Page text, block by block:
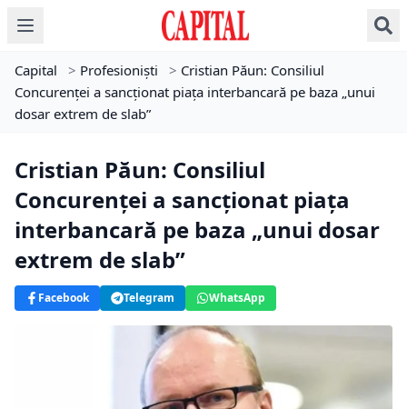
Capital > Profesioniști > Cristian Păun: Consiliul
Concurenţei a sancţionat piaţa interbancară pe baza „unui
dosar extrem de slab”
Cristian Păun: Consiliul
Concurenţei a sancţionat piaţa
interbancară pe baza „unui dosar
extrem de slab”
Facebook Telegram WhatsApp